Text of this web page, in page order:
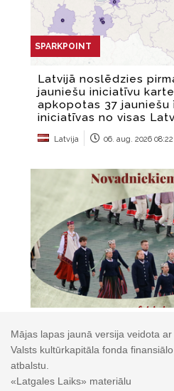
Mājas lapas jaunā versija veidota ar
Valsts kultūrkapitāla fonda finansiālo
atbalstu.
«Latgales Laiks» materiālu